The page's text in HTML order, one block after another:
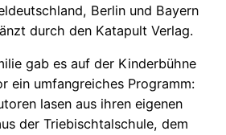
Berlin und Bayern
durch den Katapult Verlag.
gab es auf der Kinderbühne
ein umfangreiches Programm:
lasen aus ihren eigenen
der Triebischtalschule, dem